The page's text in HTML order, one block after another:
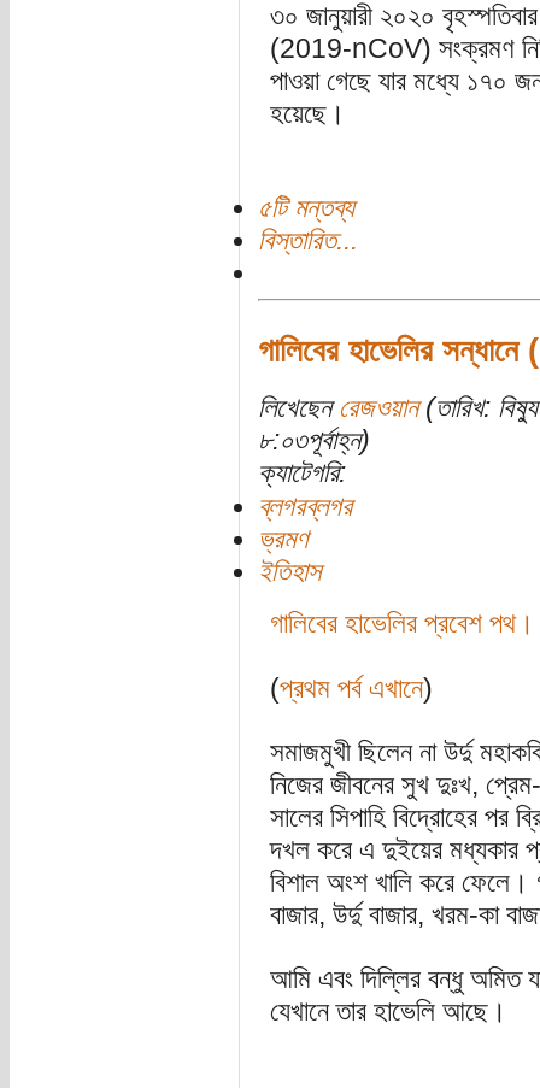
৩০ জানুয়ারী ২০২০
(2019-nCoV) সংক্রমণ
পাওয়া গেছে যার মধ্যে ১৭০
হয়েছে।
৫টি মন্তব্য
বিস্তারিত...
গালিবের হাভেলির সন্ধানে
লিখেছেন রেজওয়ান(তারিখ:
৮:০৩পূর্বাহ্ন)
ক্যাটেগরি:
ব্লগরব্লগর
ভ্রমণ
ইতিহাস
গালিবের হাভেলির প্রবেশ পথ।
(প্রথম পর্ব এখানে)
সমাজমুখী ছিলেন না উর্দু
নিজের জীবনের সুখ দুঃখ,
সালের সিপাহি বিদ্রোহের পর
দখল করে এ দুইয়ের মধ্যকার
বিশাল অংশ খালি করে ফেলে।
বাজার, উর্দু বাজার, খরম-কা
আমি এবং দিল্লির বন্ধু অমিত
যেখানে তার হাভেলি আছে।